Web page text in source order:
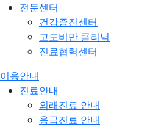
전문센터
건강증진센터
고도비만 클리닉
진료협력센터
이용안내
진료안내
외래진료 안내
응급진료 안내